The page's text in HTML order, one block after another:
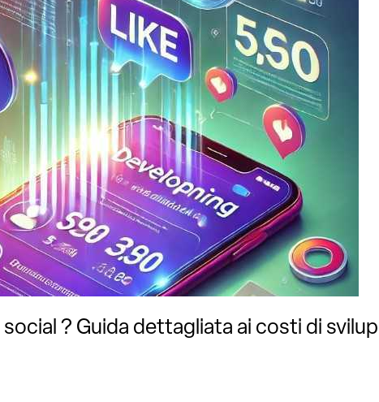
? Guida dettagliata ai costi di